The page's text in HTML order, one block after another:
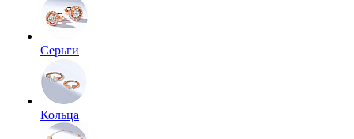
Серьги
Кольца